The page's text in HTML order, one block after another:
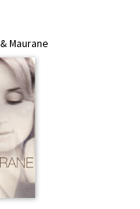
Maurane